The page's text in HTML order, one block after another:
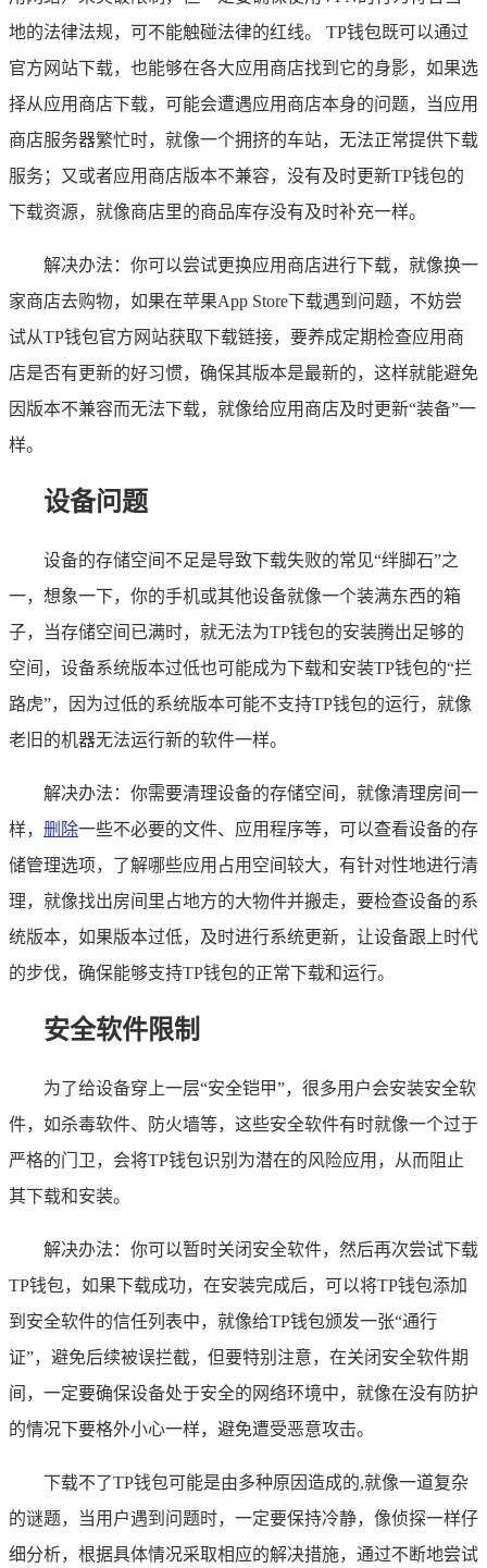
地的法律法规，可不能触碰法律的红线。 TP钱包既可以通过
官方网站下载，也能够在各大应用商店找到它的身影，如果选
择从应用商店下载，可能会遭遇应用商店本身的问题，当应用
商店服务器繁忙时，就像一个拥挤的车站，无法正常提供下载
服务；又或者应用商店版本不兼容，没有及时更新TP钱包的
下载资源，就像商店里的商品库存没有及时补充一样。
解决办法：你可以尝试更换应用商店进行下载，就像换一
家商店去购物，如果在苹果App Store下载遇到问题，不妨尝
试从TP钱包官方网站获取下载链接，要养成定期检查应用商
店是否有更新的好习惯，确保其版本是最新的，这样就能避免
因版本不兼容而无法下载，就像给应用商店及时更新“装备”一
样。
设备问题
设备的存储空间不足是导致下载失败的常见“绊脚石”之
一，想象一下，你的手机或其他设备就像一个装满东西的箱
子，当存储空间已满时，就无法为TP钱包的安装腾出足够的
空间，设备系统版本过低也可能成为下载和安装TP钱包的“拦
路虎”，因为过低的系统版本可能不支持TP钱包的运行，就像
老旧的机器无法运行新的软件一样。
解决办法：你需要清理设备的存储空间，就像清理房间一
样， 删除一些不必要的文件、应用程序等，可以查看设备的存
储管理选项，了解哪些应用占用空间较大，有针对性地进行清
理，就像找出房间里占地方的大物件并搬走，要检查设备的系
统版本，如果版本过低，及时进行系统更新，让设备跟上时代
的步伐，确保能够支持TP钱包的正常下载和运行。
安全软件限制
为了给设备穿上一层“安全铠甲”，很多用户会安装安全软
件，如杀毒软件、防火墙等，这些安全软件有时就像一个过于
严格的门卫，会将TP钱包识别为潜在的风险应用，从而阻止
其下载和安装。
解决办法：你可以暂时关闭安全软件，然后再次尝试下载
TP钱包，如果下载成功，在安装完成后，可以将TP钱包添加
到安全软件的信任列表中，就像给TP钱包颁发一张“通行
证”，避免后续被误拦截，但要特别注意，在关闭安全软件期
间，一定要确保设备处于安全的网络环境中，就像在没有防护
的情况下要格外小心一样，避免遭受恶意攻击。
下载不了TP钱包可能是由多种原因造成的,就像一道复杂
的谜题，当用户遇到问题时，一定要保持冷静，像侦探一样仔
细分析，根据具体情况采取相应的解决措施，通过不断地尝试